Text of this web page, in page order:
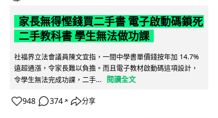
家長無得慳錢買二手書 電子啟動碼鎖死
二手教科書 學生無法做功課
社福界立法會議員陳文宜指，一間中學書單價錢按年加 14.7%
遠超通漲，令家長難以負擔。而且電子教材啟動碼這項設計，
令學生無法完成功課，二手...
閱讀全文
948 374 ↗ 分享